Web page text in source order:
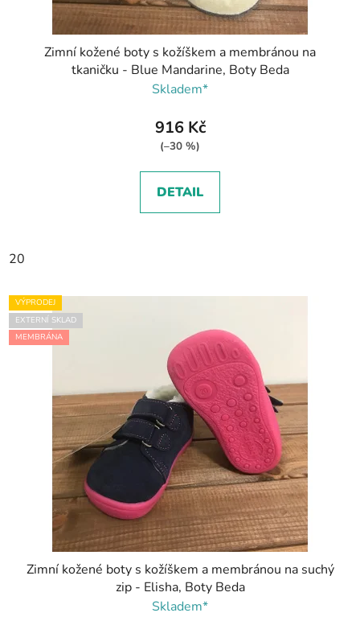
Zimní kožené boty s kožíškem a membránou na
tkaničku - Blue Mandarine, Boty Beda
Skladem*
916 Kč
(–30 %)
DETAIL
20
VÝPRODEJ
EXTERNÍ SKLAD
MEMBRÁNA
Zimní kožené boty s kožíškem a membránou na suchý
zip - Elisha, Boty Beda
Skladem*